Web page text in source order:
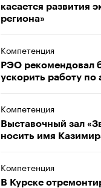
касается развития
региона»
Компетенция
РЭО рекомендовал
ускорить работу по
Компетенция
Выставочный зал
носить имя
Компетенция
В Курске